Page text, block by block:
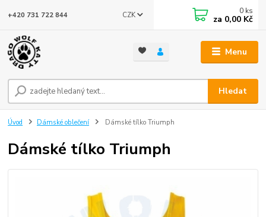
Menu
CZK
Hledat
+420 731 722 844 0 ks
za 0,00 Kč
Úvod Dámské oblečení Dámské tílko Triumph
Dámské tílko Triumph